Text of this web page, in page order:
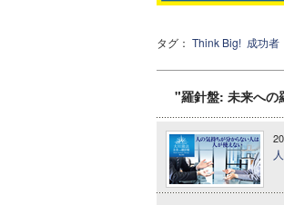
タグ： Think Big! 成功者
"羅針盤: 未来への